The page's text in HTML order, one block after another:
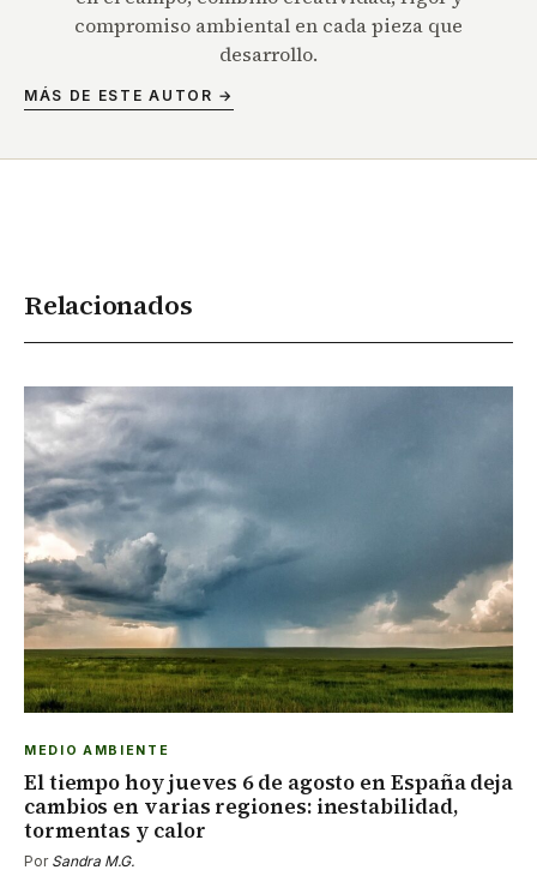
compromiso ambiental en cada pieza que
desarrollo.
MÁS DE ESTE AUTOR →
Relacionados
MEDIO AMBIENTE
El tiempo hoy jueves 6 de agosto en España deja
cambios en varias regiones: inestabilidad,
tormentas y calor
Por Sandra M.G.